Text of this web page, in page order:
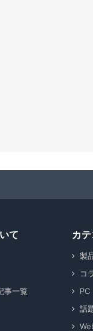
て
事一覧
カ
製
コ
PC
話